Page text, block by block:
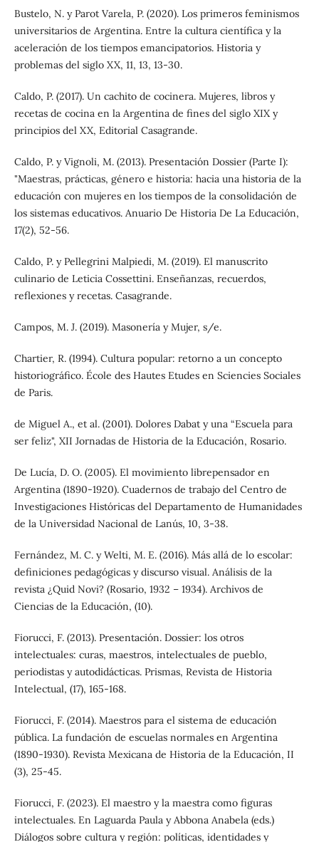
Bustelo, N. y Parot Varela, P. (2020). Los primeros feminismos
universitarios de Argentina. Entre la cultura científica y la
aceleración de los tiempos emancipatorios. Historia y
problemas del siglo XX, 11, 13, 13-30.
Caldo, P. (2017). Un cachito de cocinera. Mujeres, libros y
recetas de cocina en la Argentina de fines del siglo XIX y
principios del XX, Editorial Casagrande.
Caldo, P. y Vignoli, M. (2013). Presentación Dossier (Parte I):
"Maestras, prácticas, género e historia: hacia una historia de la
educación con mujeres en los tiempos de la consolidación de
los sistemas educativos. Anuario De Historia De La Educación,
17(2), 52-56.
Caldo, P. y Pellegrini Malpiedi, M. (2019). El manuscrito
culinario de Leticia Cossettini. Enseñanzas, recuerdos,
reflexiones y recetas. Casagrande.
Campos, M. J. (2019). Masonería y Mujer, s/e.
Chartier, R. (1994). Cultura popular: retorno a un concepto
historiográfico. École des Hautes Etudes en Sciencies Sociales
de Paris.
de Miguel A., et al. (2001). Dolores Dabat y una “Escuela para
ser feliz", XII Jornadas de Historia de la Educación, Rosario.
De Lucía, D. O. (2005). El movimiento librepensador en
Argentina (1890-1920). Cuadernos de trabajo del Centro de
Investigaciones Históricas del Departamento de Humanidades
de la Universidad Nacional de Lanús, 10, 3-38.
Fernández, M. C. y Welti, M. E. (2016). Más allá de lo escolar:
definiciones pedagógicas y discurso visual. Análisis de la
revista ¿Quid Novi? (Rosario, 1932 – 1934). Archivos de
Ciencias de la Educación, (10).
Fiorucci, F. (2013). Presentación. Dossier: los otros
intelectuales: curas, maestros, intelectuales de pueblo,
periodistas y autodidácticas. Prismas, Revista de Historia
Intelectual, (17), 165-168.
Fiorucci, F. (2014). Maestros para el sistema de educación
pública. La fundación de escuelas normales en Argentina
(1890-1930). Revista Mexicana de Historia de la Educación, II
(3), 25-45.
Fiorucci, F. (2023). El maestro y la maestra como figuras
intelectuales. En Laguarda Paula y Abbona Anabela (eds.)
Diálogos sobre cultura y región: políticas, identidades y